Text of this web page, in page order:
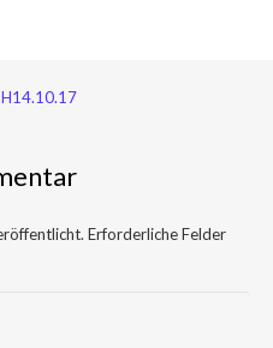
Erforderliche Felder